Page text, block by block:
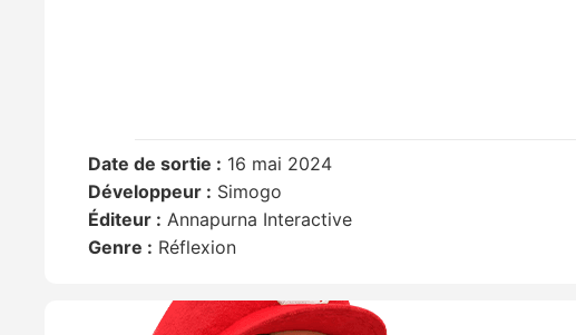
Date de sortie : 16 mai 2024
Développeur : Simogo
Éditeur : Annapurna Interactive
Genre : Réflexion